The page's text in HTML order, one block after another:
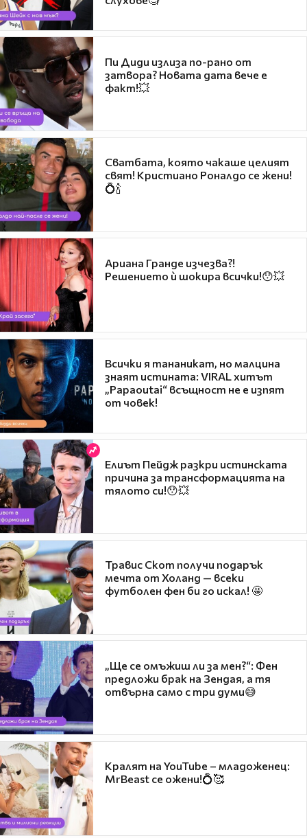
Пи Диди излиза по-рано от
затвора? Новата дата вече е
факт!💥
Сватбата, която чакаше целият
свят! Кристиано Роналдо се жени!
💍🍾
Ариана Гранде изчезва?!
Решението ѝ шокира всички!😯💥
Всички я тананикат, но малцина
знаят истината: VIRAL хитът
„Papaoutai“ всъщност не е изпят
от човек!
Елиът Пейдж разкри истинската
причина за трансформацията на
тялото си!😯💥
Травис Скот получи подарък
мечта от Холанд — всеки
футболен фен би го искал! 🤩
„Ще се омъжиш ли за мен?“: Фен
предложи брак на Зендая, а тя
отвърна само с три думи😅
Кралят на YouTube – младоженец:
MrBeast се ожени!💍🥰